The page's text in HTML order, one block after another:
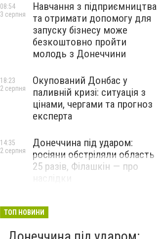
Навчання з підприємництва
та отримати допомогу для
запуску бізнесу може
безкоштовно пройти
молодь з Донеччини
08:54
3 серпня
Окупований Донбас у
паливній кризі: ситуація з
цінами, чергами та прогноз
експерта
18:23
2 серпня
Донеччина під ударом:
росіяни обстріляли область
25 разів, Філашкін — про
14:35
2 серпня
ТОП НОВИНИ